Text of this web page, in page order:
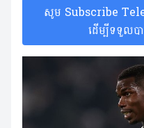
សូម Subscribe
ដើម្បីទទួល